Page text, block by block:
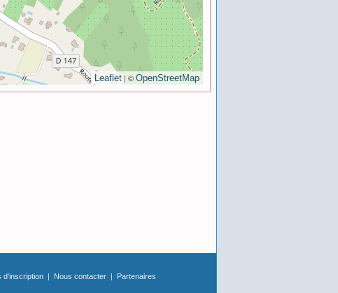
Leaflet | © OpenStreetMap
d'inscription | Nous contacter | Partenaires